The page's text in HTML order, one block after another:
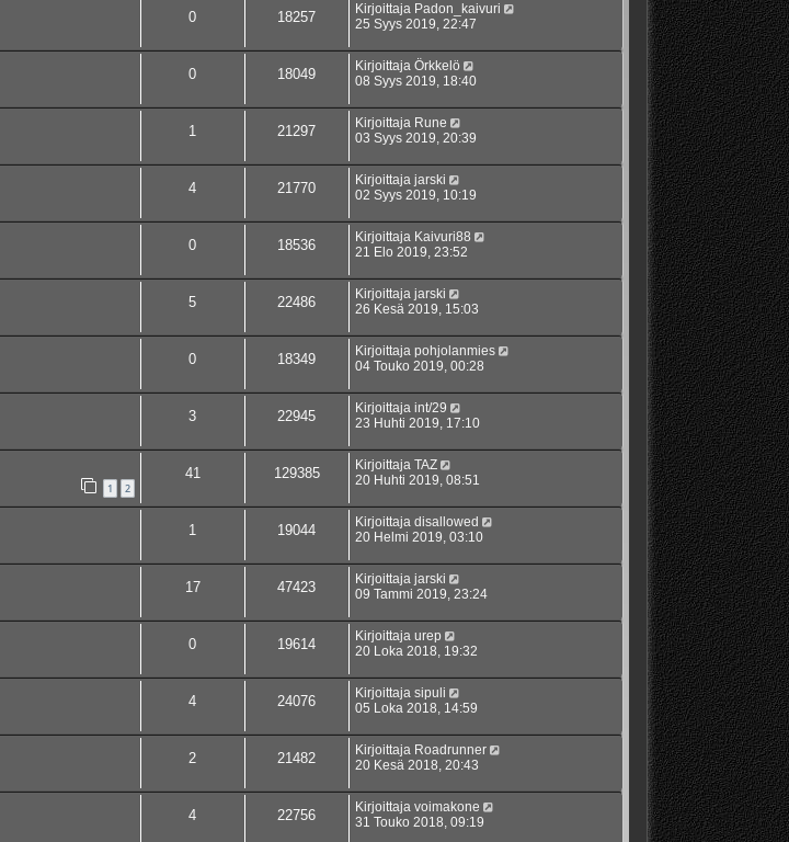
0 18257 Kirjoittaja Padon_kaivuri
25 Syys 2019, 22:47
0 18049 Kirjoittaja Örkkelö
08 Syys 2019, 18:40
1 21297 Kirjoittaja Rune
03 Syys 2019, 20:39
4 21770 Kirjoittaja jarski
02 Syys 2019, 10:19
0 18536 Kirjoittaja Kaivuri88
21 Elo 2019, 23:52
5 22486 Kirjoittaja jarski
26 Kesä 2019, 15:03
0 18349 Kirjoittaja pohjolanmies
04 Touko 2019, 00:28
3 22945 Kirjoittaja int/29
23 Huhti 2019, 17:10
1 2
41 129385 Kirjoittaja TAZ
20 Huhti 2019, 08:51
1 19044 Kirjoittaja disallowed
20 Helmi 2019, 03:10
17 47423 Kirjoittaja jarski
09 Tammi 2019, 23:24
0 19614 Kirjoittaja urep
20 Loka 2018, 19:32
4 24076 Kirjoittaja sipuli
05 Loka 2018, 14:59
2 21482 Kirjoittaja Roadrunner
20 Kesä 2018, 20:43
4 22756 Kirjoittaja voimakone
31 Touko 2018, 09:19